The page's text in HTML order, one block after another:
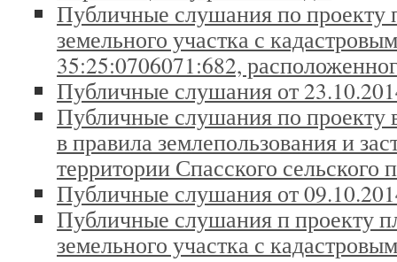
Публичные слушания по проекту
земельного участка с
35:25:0706071:682,
Публичные слушания от
Публичные слушания по проекту
в правила землепользования и
территории Спасского сельского
Публичные слушания от
Публичные слушания п проекту
земельного участка с